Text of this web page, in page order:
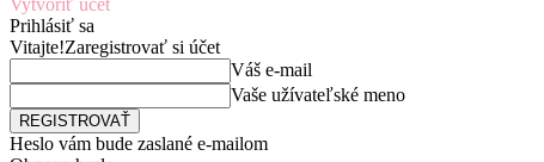
Vytvoriť účet
Prihlásiť sa
Vitajte!Zaregistrovať si účet
Váš e-mail
Vaše užívateľské meno
Heslo vám bude zaslané e-mailom